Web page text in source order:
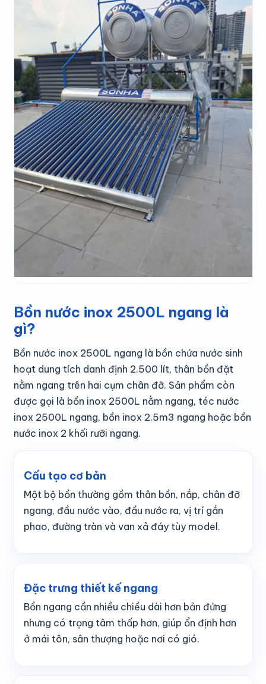
Bồn nước inox 2500L ngang là
gì?
Bồn nước inox 2500L ngang là bồn chứa nước sinh
hoạt dung tích danh định 2.500 lít, thân bồn đặt
nằm ngang trên hai cụm chân đỡ. Sản phẩm còn
được gọi là bồn inox 2500L nằm ngang, téc nước
inox 2500L ngang, bồn inox 2.5m3 ngang hoặc bồn
nước inox 2 khối rưỡi ngang.
Cấu tạo cơ bản
Một bộ bồn thường gồm thân bồn, nắp, chân đỡ
ngang, đầu nước vào, đầu nước ra, vị trí gắn
phao, đường tràn và van xả đáy tùy model.
Đặc trưng thiết kế ngang
Bồn ngang cần nhiều chiều dài hơn bản đứng
nhưng có trọng tâm thấp hơn, giúp ổn định hơn
ở mái tôn, sân thượng hoặc nơi có gió.